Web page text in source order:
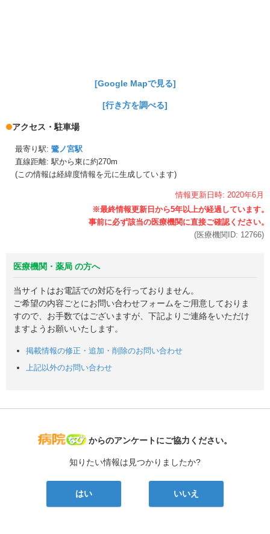
[Google Mapで見る]
[行き方を調べる]
アクセス・駐車場
最寄り駅: 鷺ノ宮駅
直線距離: 駅から東に約270m
(この情報は経緯度情報を元に生成しています)
情報更新日時: 2020年6月
(医療機関ID: 12766)
医療機関・薬局 の方へ
当サイトはお電話での対応を行っておりません。
ご希望の内容ごとにお問い合わせフォームをご用意しておりま
すので、お手数ではございますが、下記よりご連絡をいただけ
ますようお願いいたします。
掲載情報の修正・追加・削除のお問い合わせ
上記以外のお問い合わせ
病院なび
からのアンケートにご協力ください。
知りたい情報は見つかりましたか?
はい いいえ